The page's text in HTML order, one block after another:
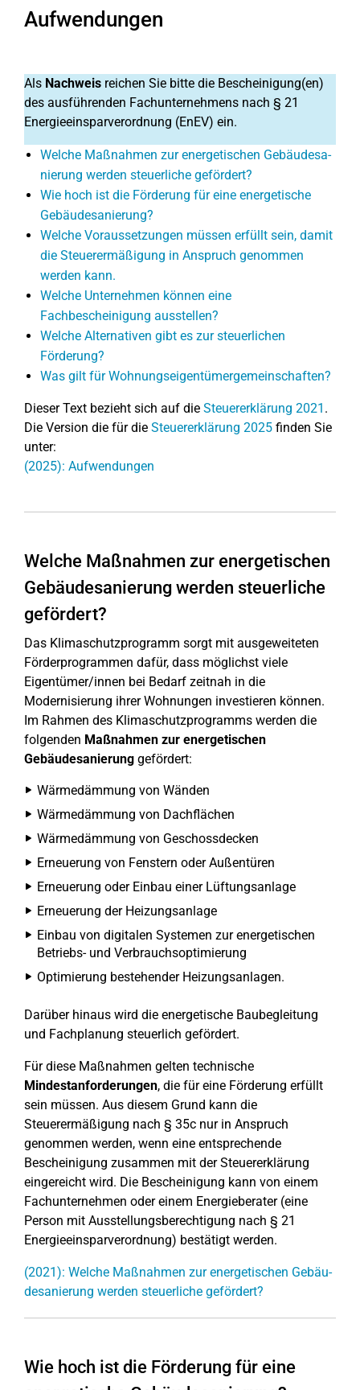
Aufwendungen
Als Nachweis reichen Sie bitte die Bescheinigung(en)
des ausführenden Fachunternehmens nach § 21
Energieeinsparverordnung (EnEV) ein.
Welche Maßnahmen zur ener­ge­ti­schen Ge­bäu­des­a­
nie­run­g werden steu­er­li­che gefördert?
Wie hoch ist die Förderung für eine energetische
Gebäudesanierung?
Welche Voraussetzungen müssen erfüllt sein, damit
die Steuerermäßigung in Anspruch genommen
werden kann.
Welche Unternehmen können eine
Fachbescheinigung ausstellen?
Welche Alternativen gibt es zur steuerlichen
Förderung?
Was gilt für Wohnungseigentümergemeinschaften?
Dieser Text bezieht sich auf die Steuererklärung 2021 .
Die Version die für die Steuererklärung 2025 finden Sie
unter:
(2025): Aufwendungen
Welche Maßnahmen zur ener­ge­ti­schen
Ge­bäu­des­a­nie­run­g werden steu­er­li­che
gefördert?
Das Klimaschutzprogramm sorgt mit ausgeweiteten
Förderprogrammen dafür, dass möglichst viele
Eigentümer/innen bei Bedarf zeitnah in die
Modernisierung ihrer Wohnungen investieren können.
Im Rahmen des Klimaschutzprogramms werden die
folgenden Maßnahmen zur energetischen
Gebäudesanierung gefördert:
Wärmedämmung von Wänden
Wärmedämmung von Dachflächen
Wärmedämmung von Geschossdecken
Erneuerung von Fenstern oder Außentüren
Erneuerung oder Einbau einer Lüftungsanlage
Erneuerung der Heizungsanlage
Einbau von digitalen Systemen zur energetischen
Betriebs- und Verbrauchsoptimierung
Optimierung bestehender Heizungsanlagen.
Darüber hinaus wird die energetische Baubegleitung
und Fachplanung steuerlich gefördert.
Für diese Maßnahmen gelten technische
Mindestanforderungen, die für eine Förderung erfüllt
sein müssen. Aus diesem Grund kann die
Steuerermäßigung nach § 35c nur in Anspruch
genommen werden, wenn eine entsprechende
Bescheinigung zusammen mit der Steuererklärung
eingereicht wird. Die Bescheinigung kann von einem
Fachunternehmen oder einem Energieberater (eine
Person mit Ausstellungsberechtigung nach § 21
Energieeinsparverordnung) bestätigt werden.
(2021): Welche Maßnahmen zur ener­ge­ti­schen Ge­bäu­
des­a­nie­run­g werden steu­er­li­che gefördert?
Wie hoch ist die Förderung für eine